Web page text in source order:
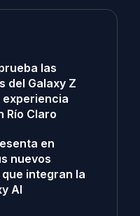
las
del Galaxy Z
experiencia
Río Claro
en
nuevos
integran la
AI